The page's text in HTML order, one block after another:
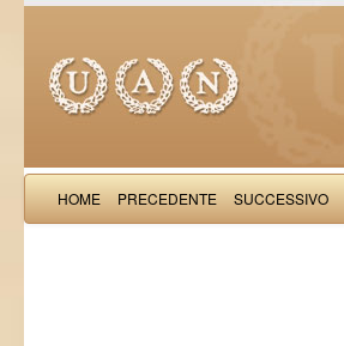
HOME PRECEDENTE SUCCESSIVO